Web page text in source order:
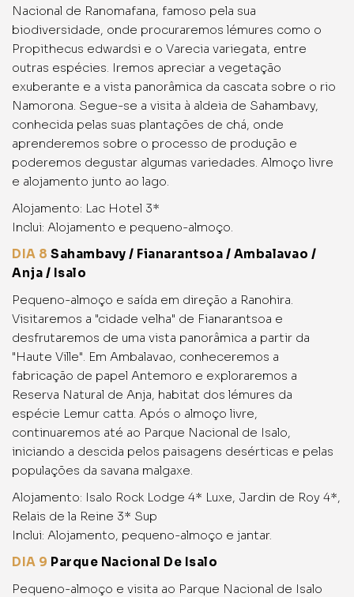
Nacional de Ranomafana, famoso pela sua
biodiversidade, onde procuraremos lémures como o
Propithecus edwardsi e o Varecia variegata, entre
outras espécies. Iremos apreciar a vegetação
exuberante e a vista panorâmica da cascata sobre o rio
Namorona. Segue-se a visita à aldeia de Sahambavy,
conhecida pelas suas plantações de chá, onde
aprenderemos sobre o processo de produção e
poderemos degustar algumas variedades. Almoço livre
e alojamento junto ao lago.
Alojamento: Lac Hotel 3*
Inclui: Alojamento e pequeno-almoço.
DIA 8 Sahambavy / Fianarantsoa / Ambalavao /
Anja / Isalo
Pequeno-almoço e saída em direção a Ranohira.
Visitaremos a "cidade velha" de Fianarantsoa e
desfrutaremos de uma vista panorâmica a partir da
"Haute Ville". Em Ambalavao, conheceremos a
fabricação de papel Antemoro e exploraremos a
Reserva Natural de Anja, habitat dos lémures da
espécie Lemur catta. Após o almoço livre,
continuaremos até ao Parque Nacional de Isalo,
iniciando a descida pelos paisagens desérticas e pelas
populações da savana malgaxe.
Alojamento: Isalo Rock Lodge 4* Luxe, Jardin de Roy 4*,
Relais de la Reine 3* Sup
Inclui: Alojamento, pequeno-almoço e jantar.
DIA 9 Parque Nacional De Isalo
Pequeno-almoço e visita ao Parque Nacional de Isalo